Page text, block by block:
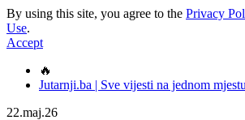
By using this site, you agree to the Privacy
Use.
Accept
🔥
Jutarnji.ba | Sve vijesti na jednom mjestu
22.maj.26